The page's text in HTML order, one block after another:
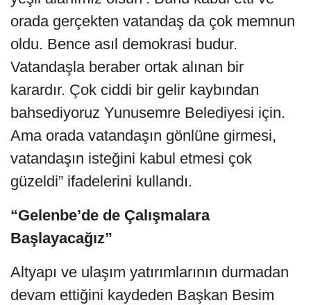
orada gerçekten vatandaş da çok memnun
oldu. Bence asıl demokrasi budur.
Vatandaşla beraber ortak alınan bir
karardır. Çok ciddi bir gelir kaybından
bahsediyoruz Yunusemre Belediyesi için.
Ama orada vatandaşın gönlüne girmesi,
vatandaşın isteğini kabul etmesi çok
güzeldi” ifadelerini kullandı.
“Gelenbe’de de Çalışmalara
Başlayacağız”
Altyapı ve ulaşım yatırımlarının durmadan
devam ettiğini kaydeden Başkan Besim